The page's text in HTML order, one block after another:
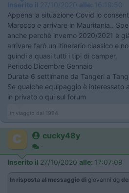
Inserito il 27/10/2020 alle: 16:19:50
Appena la situazione Covid lo
Marocco e arrivare in Mauritania..
anche perchè inverno 2020/2021 è
arrivare farò un itinerario classico e
quindi a quasi tutti i tipi di camper.
Periodo Dicembre Gennaio
Durata 6 settimane da Tangeri a
Se qualche equipaggio è interessato
in privato o qui sul forum
in viaggio dal 1984
cucky48y
-
Inserito il 27/10/2020 alle: 17:07:09
In risposta al messaggio di giovanni dg